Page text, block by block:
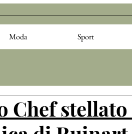
Moda Sport
Chef